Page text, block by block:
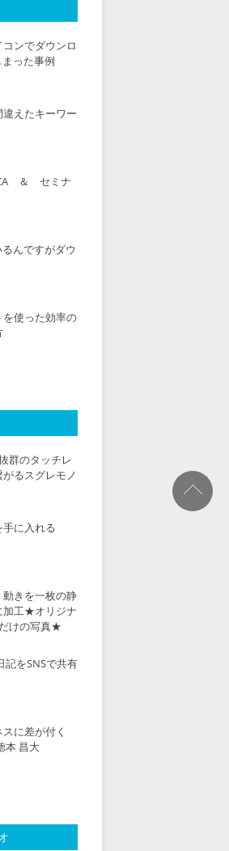
コンでダウンロ
った事例
違えたキーワー
＆ セミナ
るんですがダウ
を使った効率の
群のタッチレ
るスグレモノ
手に入れる
動きを一枚の静
加工★オリジナ
けの写真★
記をSNSで共有
スに差が付く
本 昌大